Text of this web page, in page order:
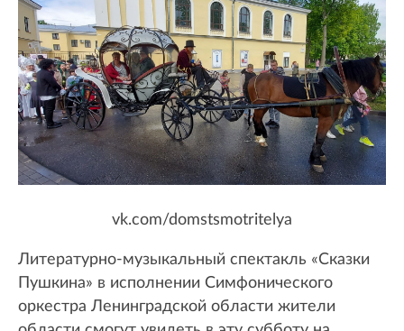
vk.com/domstsmotritelya
Литературно-музыкальный спектакль «Сказки
Пушкина» в исполнении Симфонического
оркестра Ленинградской области жители